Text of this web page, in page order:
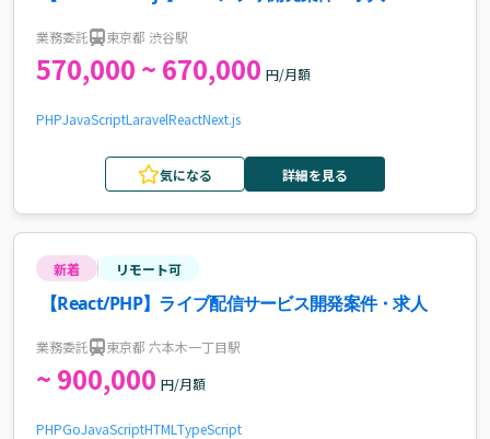
業務委託 東京都 渋谷駅
570,000 ~ 670,000 円/月額
PHPJavaScriptLaravelReactNext.js
気になる 詳細を見る
新着 リモート可
【React/PHP】ライブ配信サービス開発案件・求人
業務委託 東京都 六本木一丁目駅
~ 900,000 円/月額
PHPGoJavaScriptHTML TypeScript